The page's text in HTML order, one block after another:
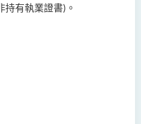
持有執業證書)。